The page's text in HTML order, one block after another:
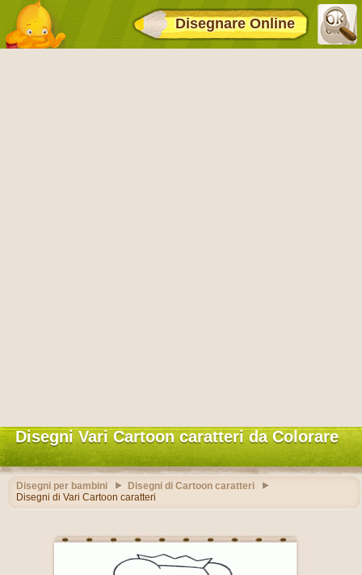
Disegnare Online
Disegni Vari Cartoon caratteri da Colorare
Disegni per bambini
Disegni di Cartoon caratteri
Disegni di Vari Cartoon caratteri